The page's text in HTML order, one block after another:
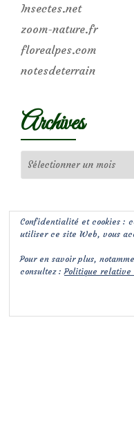
Insectes.net
zoom-nature.fr
florealpes.com
notesdeterrain
Archives
Confidentialité et cookies :
utiliser ce site Web, vous
Pour en savoir plus,
consultez :Politique relative